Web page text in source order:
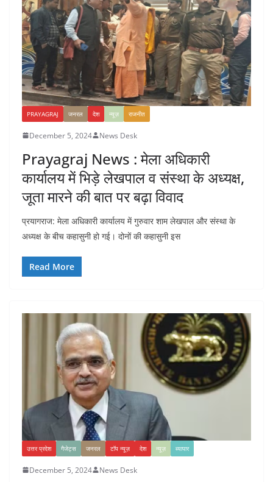
PRAYAGRAJ जनरल देश न्यूज़ राजनीत
December 5, 2024 News Desk
Prayagraj News : मेला अधिकारी
कार्यालय में भिड़े लेखपाल व संस्था के अध्यक्ष,
जूता मारने की बात पर बढ़ा विवाद
प्रयागराज: मेला अधिकारी कार्यालय में गुरुवार शाम लेखपाल और संस्था के
अध्यक्ष के बीच कहासुनी हो गई। दोनों की कहासुनी इस
Read More
उत्तर प्रदेश गैजेट्स जनरल टॉप न्यूज़ देश न्यूज़ ब्यापार
December 5, 2024 News Desk